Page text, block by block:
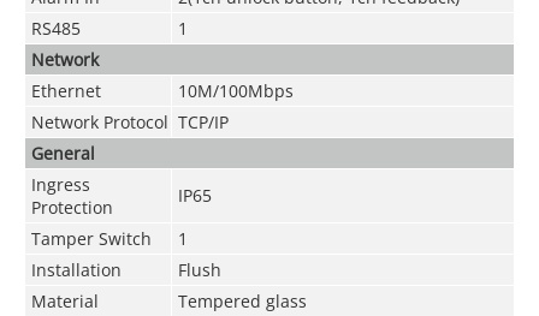
RS485
1
Network
Ethernet
10M/100Mbps
Network Protocol TCP/IP
General
Ingress
Protection
IP65
Tamper Switch
1
Installation
Flush
Material
Tempered glass